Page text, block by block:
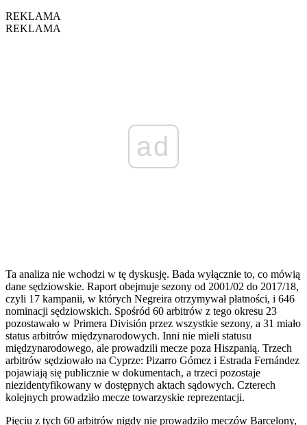
REKLAMA
REKLAMA
ad
Ta analiza nie wchodzi w tę dyskusję. Bada wyłącznie to, co mówią
dane sędziowskie. Raport obejmuje sezony od 2001/02 do 2017/18,
czyli 17 kampanii, w których Negreira otrzymywał płatności, i 646
nominacji sędziowskich. Spośród 60 arbitrów z tego okresu 23
pozostawało w Primera División przez wszystkie sezony, a 31 miało
status arbitrów międzynarodowych. Inni nie mieli statusu
międzynarodowego, ale prowadzili mecze poza Hiszpanią. Trzech
arbitrów sędziowało na Cyprze: Pizarro Gómez i Estrada Fernández
pojawiają się publicznie w dokumentach, a trzeci pozostaje
niezidentyfikowany w dostępnych aktach sądowych. Czterech
kolejnych prowadziło mecze towarzyskie reprezentacji.
Pięciu z tych 60 arbitrów nigdy nie prowadziło meczów Barcelony,